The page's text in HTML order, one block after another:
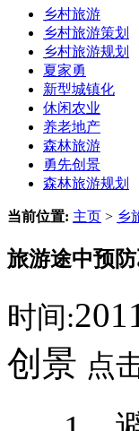
乡村旅游
乡村旅游策划
乡村旅游规划
夏家勇
新型城镇化
休闲农业
养老地产
森林旅游
勇先创景
森林旅游规划
当前位置: 主页 > 乡
旅游途中预
时间:
创景 点